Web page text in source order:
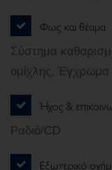
Φως και θέαμα
Σύστημα
ομίχλης, Έγχρωμα
Ήχος &
Ραδιό/CD
Εξωτερικό